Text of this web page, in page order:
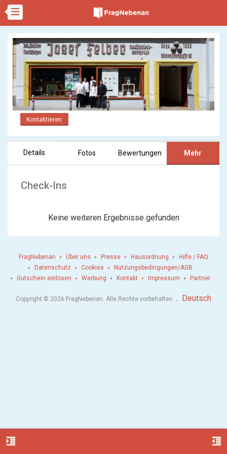
Kontaktieren
Details Fotos Bewertungen Mehr
Check-Ins
Keine weiteren Ergebnisse gefunden
format_indent_increase format_indent_decrease
FragNebenan Über uns Presse Hausordnung
Hilfe / FAQ
Datenschutz
Cookies
Nutzungsbedingungen/AGB
Gutschein einlösen
Werbung Kontakt Impressum Partner
Copyright © 2026 FragNebenan. Alle Rechte vorbehalten . Deutsch